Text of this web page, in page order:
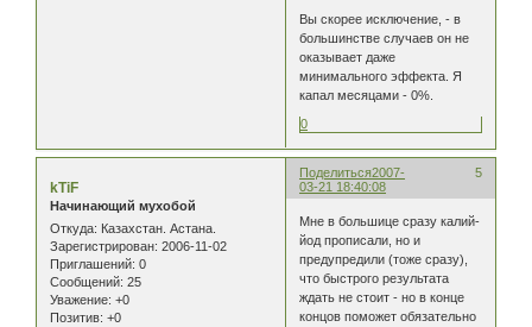
Вы скорее исключение, - в
большинстве случаев он не
оказывает даже
минимального эффекта. Я
капал месяцами - 0%.
0
Поделиться 5
2007-
03-21 18:40:08
kTiF
Начинающий мухобой
Откуда: Казахстан. Астана.
Зарегистрирован: 2006-11-02
Приглашений: 0
Сообщений: 25
Уважение: +0
Позитив: +0
Мне в большице сразу калий-
йод прописали, но и
предупредили (тоже сразу),
что быстрого результата
ждать не стоит - но в конце
концов поможет обязательно